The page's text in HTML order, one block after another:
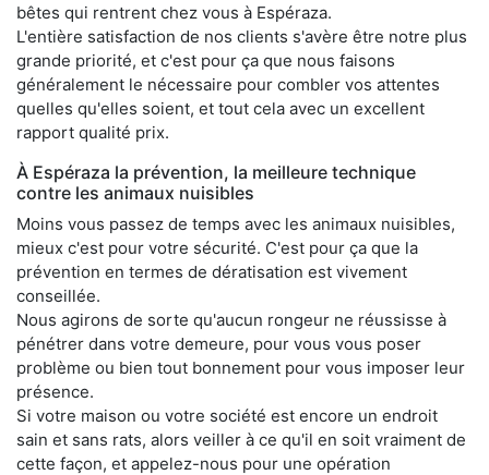
bêtes qui rentrent chez vous à Espéraza.
L'entière satisfaction de nos clients s'avère être notre plus
grande priorité, et c'est pour ça que nous faisons
généralement le nécessaire pour combler vos attentes
quelles qu'elles soient, et tout cela avec un excellent
rapport qualité prix.
À Espéraza la prévention, la meilleure technique
contre les animaux nuisibles
Moins vous passez de temps avec les animaux nuisibles,
mieux c'est pour votre sécurité. C'est pour ça que la
prévention en termes de dératisation est vivement
conseillée.
Nous agirons de sorte qu'aucun rongeur ne réussisse à
pénétrer dans votre demeure, pour vous vous poser
problème ou bien tout bonnement pour vous imposer leur
présence.
Si votre maison ou votre société est encore un endroit
sain et sans rats, alors veiller à ce qu'il en soit vraiment de
cette façon, et appelez-nous pour une opération